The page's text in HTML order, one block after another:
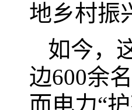
地乡村振
如今，
边600余
而电力“